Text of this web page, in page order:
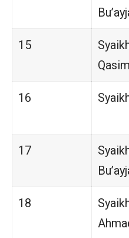
15
Qasim
16
17
18